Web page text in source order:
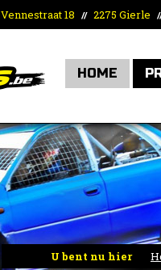
Vennestraat 18 // 2275 Gierle
HOME
U bent nu hier